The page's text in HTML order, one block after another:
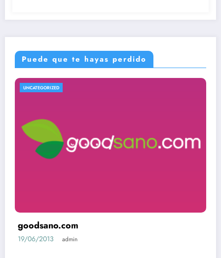
Puede que te hayas perdido
UNCATEGORIZED
goodsano.com
19/06/2013 admin